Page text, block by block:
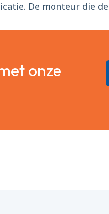
De monteur die
onze